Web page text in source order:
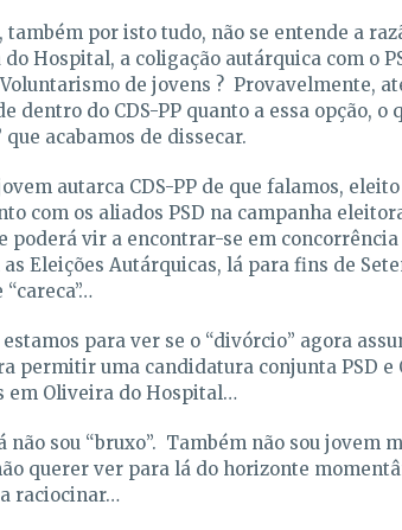
por isto tudo, não se entende a
Hospital, a coligação autárquica com o
de jovens ? Provavelmente,
dentro do CDS-PP quanto a essa opção, o
acabamos de dissecar.
autarca CDS-PP de que falamos,
com os aliados PSD na campanha
poderá vir a encontrar-se em
Eleições Autárquicas, lá para fins de
para ver se o “divórcio” agora
permitir uma candidatura conjunta PSD e
em Oliveira do Hospital…
não sou “bruxo”. Também não sou jovem
querer ver para lá do horizonte
raciocinar…